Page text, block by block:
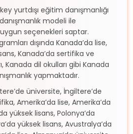
yurtdışı eğitim danışmanlığı
modeli ile
seçenekleri saptar.
dışında Kanada’da lise,
Kanada’da sertifika ve
Kanada dil okulları gibi Kanada
yapmaktadır.
üniversite, İngiltere’de
Amerika’da lise, Amerika’da
yüksek lisans, Polonya’da
yüksek lisans, Avustralya’da